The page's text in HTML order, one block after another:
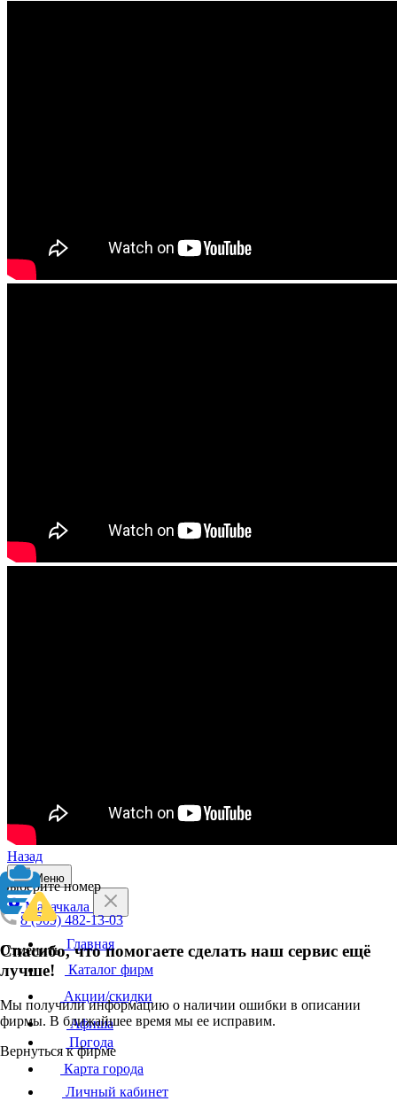
Назад
Выберите номер
8 (909) 482-13-03
Отменить
Спасибо, что помогаете сделать наш сервис ещё
лучше!
Мы получили информацию о наличии ошибки в описании
фирмы. В ближайшее время мы ее исправим.
Вернуться к фирме
Меню
Махачкала
Главная
Каталог фирм
Акции/скидки
Афиша
Погода
Карта города
Личный кабинет